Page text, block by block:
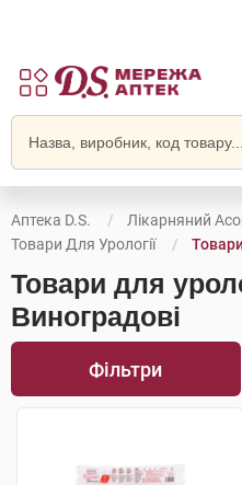
Аптека D.S.
Лікарняний
Товари Для Урології
Товари для
Виноградові
Фільтри